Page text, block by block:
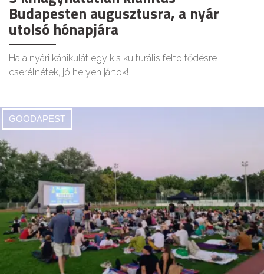
Budapesten augusztusra, a nyár
utolsó hónapjára
Ha a nyári kánikulát egy kis kulturális feltöltődésre
cserélnétek, jó helyen jártok!
GOODAPEST